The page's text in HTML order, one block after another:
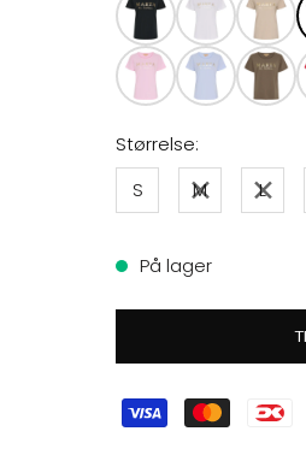
Størrelse:
S
M L
På lager